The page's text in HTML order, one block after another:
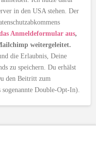
in den USA stehen. Der
Anmeldeformular aus,
weitergeleitet.
die Erlaubnis, Deine
zu speichern. Du erhälst
den Beitritt zum
Double-Opt-In).